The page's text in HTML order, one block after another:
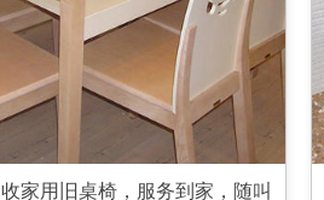
家用旧桌椅，服务到家，随叫